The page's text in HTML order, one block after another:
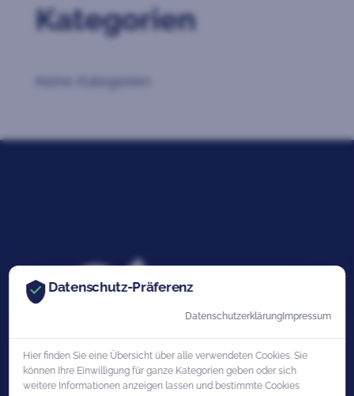
Kategorien
Datenschutz-Präferenz
DatenschutzerklärungImpressum
Hier finden Sie eine Übersicht über alle verwendeten Cookies. Sie
können Ihre Einwilligung für ganze Kategorien geben oder sich
weitere Informationen anzeigen lassen und bestimmte Cookies